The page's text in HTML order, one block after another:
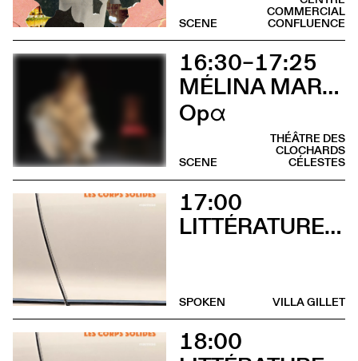
COMMERCIAL
CONFLUENCE
SCENE
16:30–17:25
MÉLINA MARTIN
Opα
THÉÂTRE DES
CLOCHARDS
CÉLESTES
SCENE
17:00
LITTÉRATURES SUISSES
VILLA GILLET
SPOKEN
18:00